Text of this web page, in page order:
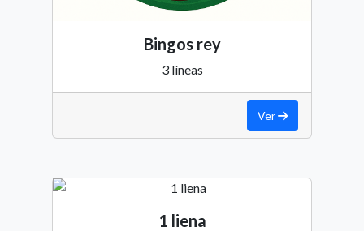
Bingos rey
3 líneas
Ver
1 liena